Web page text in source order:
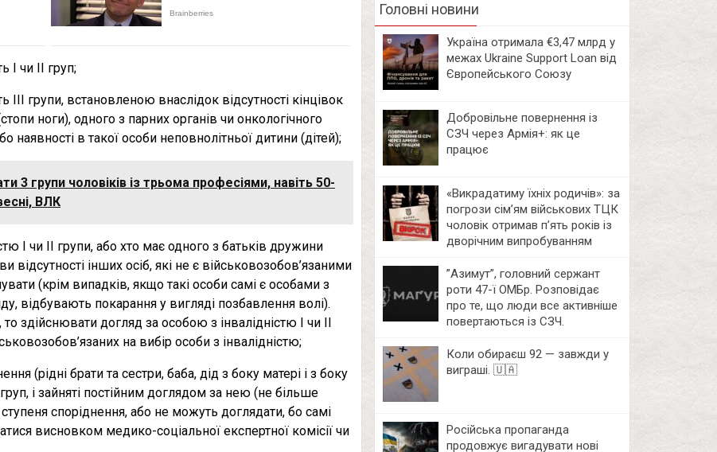
І чи ІІ груп;
ІІІ групи, встановленою внаслідок відсутності кінцівок
ноги), одного з парних органів чи онкологічного
в такої особи неповнолітньої дитини (дітей);
3 групи чоловіків із трьома професіями, навіть 50-
ВЛК
І чи ІІ групи, або хто має одного з батьків дружини
відсутності інших осіб, які не є військовозобов’язаними
(крім випадків, якщо такі особи самі є особами з
відбувають покарання у вигляді позбавлення волі).
здійснювати догляд за особою з інвалідністю І чи ІІ
на вибір особи з інвалідністю;
(рідні брати та сестри, баба, дід з боку матері і з боку
і зайняті постійним доглядом за нею (не більше
споріднення, або не можуть доглядати, бо самі
висновком медико-соціальної експертної комісії чи
Головні новини
Україна отримала €3,47 млрд у
межах Ukraine Support Loan від
Європейського Союзу
Добровільне повернення із
СЗЧ через Армія+: як це
працює
«Викрадатиму їхніх родичів»: за
погрози сім’ям військових ТЦК
чоловік отримав п’ять років із
дворічним випробуванням
⁨”Азимут”, головний сержант
роти 47-ї ОМБр. Розповідає
про те, що люди все активніше
повертаються із СЗЧ.
Коли обираєш 92 — завжди у
виграші. 🇺🇦
Російська пропаганда
продовжує вигадувати нові